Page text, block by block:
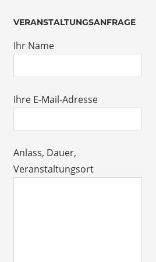
VERANSTALTUNGSANFRAGE
Ihr Name
Ihre E-Mail-Adresse
Anlass, Dauer,
Veranstaltungsort